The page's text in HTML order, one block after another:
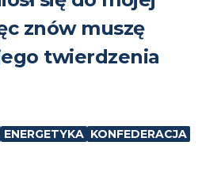
znów muszę
twierdzenia
ENERGETYKA KONFEDERACJA